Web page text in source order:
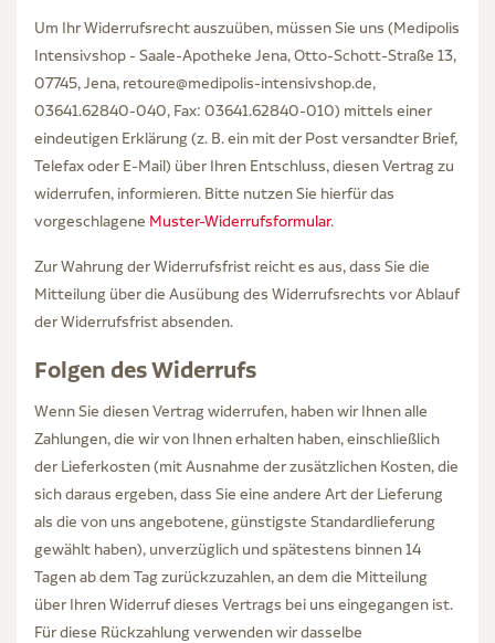
Um Ihr Widerrufsrecht auszuüben, müssen Sie uns (Medipolis
Intensivshop - Saale-Apotheke Jena, Otto-Schott-Straße 13,
07745, Jena, retoure@medipolis-intensivshop.de,
03641.62840-040, Fax: 03641.62840-010) mittels einer
eindeutigen Erklärung (z. B. ein mit der Post versandter Brief,
Telefax oder E-Mail) über Ihren Entschluss, diesen Vertrag zu
widerrufen, informieren. Bitte nutzen Sie hierfür das
vorgeschlagene Muster-Widerrufsformular.
Zur Wahrung der Widerrufsfrist reicht es aus, dass Sie die
Mitteilung über die Ausübung des Widerrufsrechts vor Ablauf
der Widerrufsfrist absenden.
Folgen des Widerrufs
Wenn Sie diesen Vertrag widerrufen, haben wir Ihnen alle
Zahlungen, die wir von Ihnen erhalten haben, einschließlich
der Lieferkosten (mit Ausnahme der zusätzlichen Kosten, die
sich daraus ergeben, dass Sie eine andere Art der Lieferung
als die von uns angebotene, günstigste Standardlieferung
gewählt haben), unverzüglich und spätestens binnen 14
Tagen ab dem Tag zurückzuzahlen, an dem die Mitteilung
über Ihren Widerruf dieses Vertrags bei uns eingegangen ist.
Für diese Rückzahlung verwenden wir dasselbe